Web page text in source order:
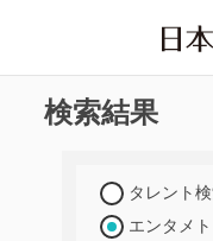
検索結果
タレント
エンタメ